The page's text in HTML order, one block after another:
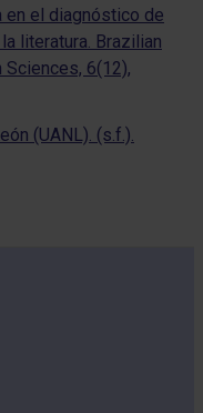
en el diagnóstico de
literatura. Brazilian
6(12),
(UANL). (s.f.).